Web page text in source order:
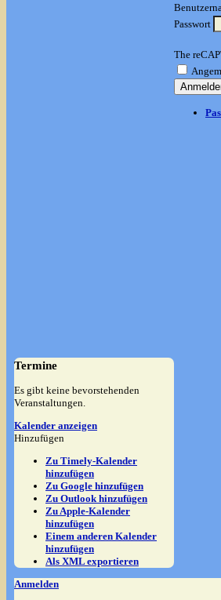
Passwort
The
Termine
Es gibt keine bevorstehenden
Veranstaltungen.
Kalender anzeigen
Hinzufügen
Zu Timely-Kalender
hinzufügen
Zu Google hinzufügen
Zu Outlook hinzufügen
Zu Apple-Kalender
hinzufügen
Einem anderen Kalender
hinzufügen
Als XML exportieren
Anmelden